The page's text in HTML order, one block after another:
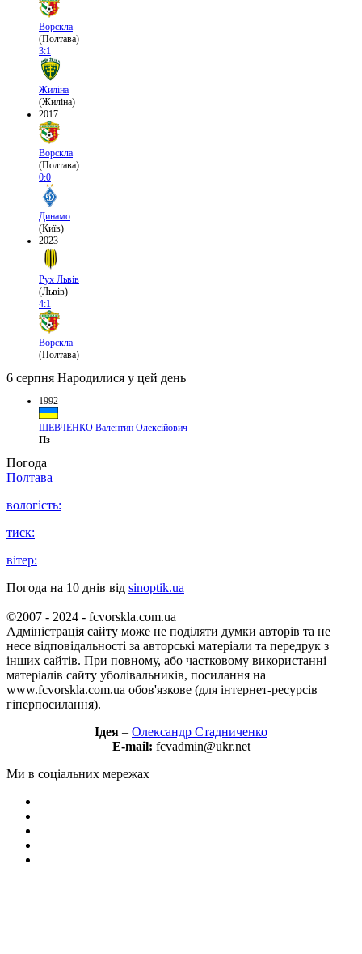
Ворскла
(Полтава)
3:1
Жиліна
(Жиліна)
2017
Ворскла
(Полтава)
0:0
Динамо
(Київ)
2023
Рух Львів
(Львів)
4:1
Ворскла
(Полтава)
6 серпня Народилися у цей день
1992
ШЕВЧЕНКО Валентин Олексійович
Пз
Погода
Полтава
вологість:
тиск:
вітер:
Погода на 10 днів від sinoptik.ua
©2007 - 2024 - fcvorskla.com.ua
Адміністрація сайту може не поділяти думки авторів та не
несе відповідальності за авторські матеріали та передрук з
інших сайтів. При повному, або частковому використанні
матеріалів сайту уболівальників, посилання на
www.fcvorskla.com.ua обов'язкове (для інтернет-ресурсів
гіперпосилання).
Ідея – Олександр Стадниченко
E-mail: fcvadmin@ukr.net
Ми в соціальних мережах